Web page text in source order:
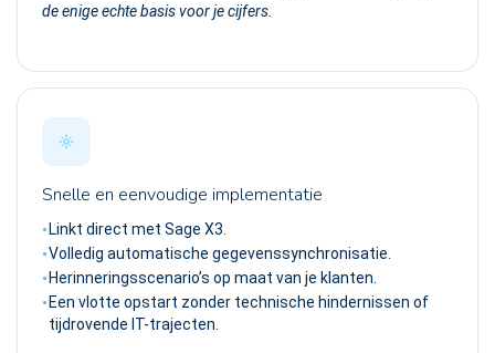
de enige echte basis voor je cijfers.
Snelle en eenvoudige implementatie
Linkt direct met Sage X3.
Volledig automatische gegevenssynchronisatie.
Herinneringsscenario’s op maat van je klanten.
Een vlotte opstart zonder technische hindernissen of
tijdrovende IT-trajecten.